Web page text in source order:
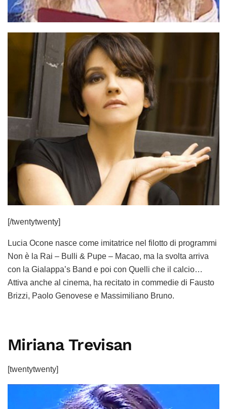
[/twentytwenty]
Lucia Ocone nasce come imitatrice nel filotto di programmi
Non è la Rai – Bulli & Pupe – Macao, ma la svolta arriva
con la Gialappa’s Band e poi con Quelli che il calcio…
Attiva anche al cinema, ha recitato in commedie di Fausto
Brizzi, Paolo Genovese e Massimiliano Bruno.
Miriana Trevisan
[twentytwenty]